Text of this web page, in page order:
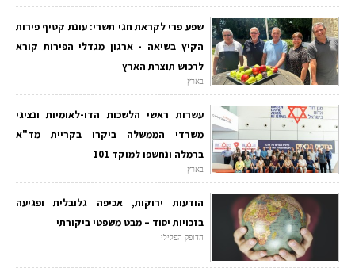
שפע פרי לקראת חגי תשרי: עונת קטיף פירות
הקיץ בשיאה - ארגון מגדלי הפירות קורא
לרכוש תוצרת הארץ
בארץ
עשרות ראשי הלשכות הדו-לאומיות ונציגי
משרדי הממשלה ביקרו בקריית מד"א
ברמלה ונחשפו למוקד 101
בארץ
הודעות ירוקות, אכיפה גלובלית ופגיעה
בזכויות יסוד – מבט משפטי ביקורתי
הדופק הפלילי